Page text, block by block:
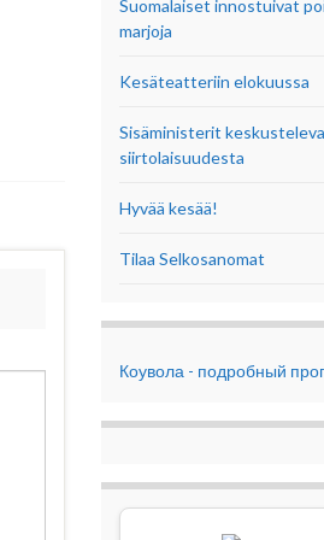
Suomalaiset innostuivat
marjoja
Kesäteatteriin elokuussa
Sisäministerit
siirtolaisuudesta
Hyvää kesää!
Tilaa Selkosanomat
Коувола - подробный